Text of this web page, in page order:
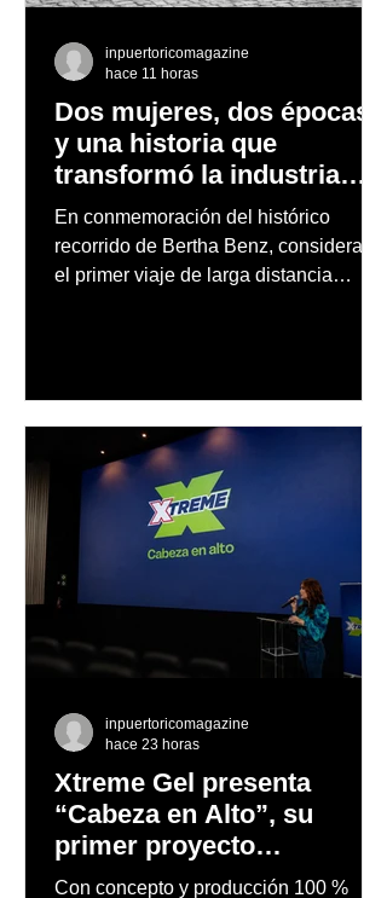
Dos mujeres, dos épocas
y una historia que
transformó la industria
automotriz
En conmemoración del histórico
recorrido de Bertha Benz, considerado
el primer viaje de larga distancia
inpuertoricomagazine
hace 11 horas
Xtreme Gel presenta
“Cabeza en Alto”, su
primer proyecto
audiovisual concebido y
Con concepto y producción 100 %
inpuertoricomagazine
hace 23 horas